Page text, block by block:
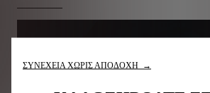
ΣΥΝΕΧΕΙΑ ΧΩΡΙΣ ΑΠΟΔΟΧΗ →